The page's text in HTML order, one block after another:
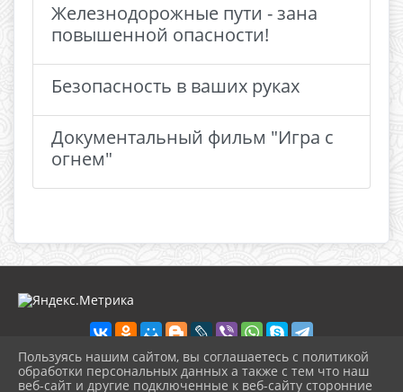
Железнодорожные пути - зана
повышенной опасности!
Безопасность в ваших руках
Документальный фильм "Игра с
огнем"
Пользуясь нашим сайтом, вы соглашаетесь с политикой
обработки персональных данных а также с тем что наш
веб-сайт и другие подключенные к веб-сайту сторонние